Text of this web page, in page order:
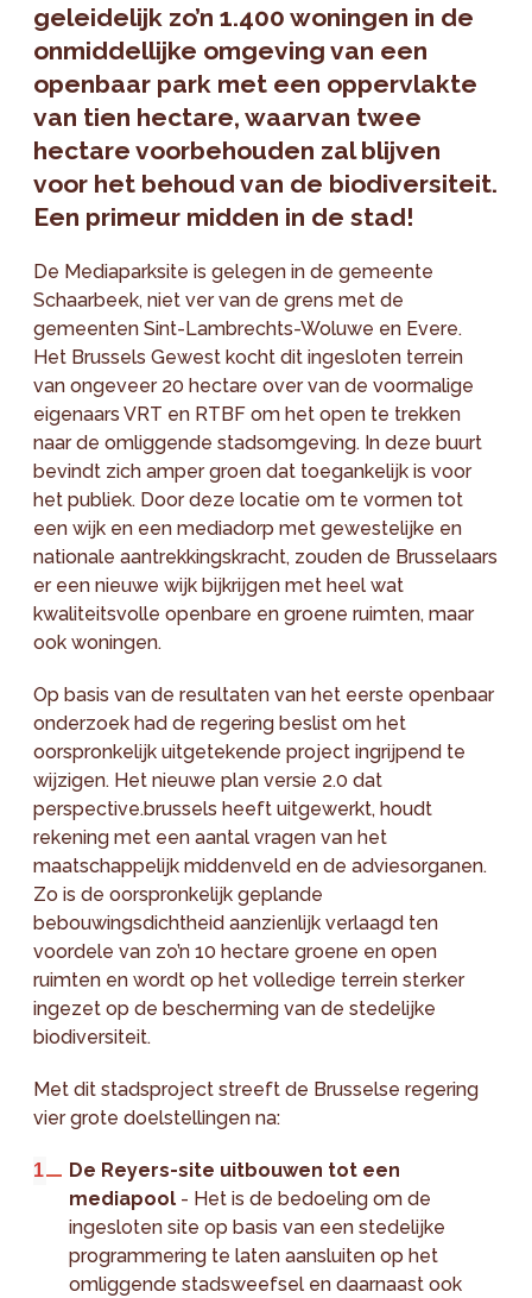
geleidelijk zo’n 1.400 woningen in de
onmiddellijke omgeving van een
openbaar park met een oppervlakte
van tien hectare, waarvan twee
hectare voorbehouden zal blijven
voor het behoud van de biodiversiteit.
Een primeur midden in de stad!
De Mediaparksite is gelegen in de gemeente
Schaarbeek, niet ver van de grens met de
gemeenten Sint-Lambrechts-Woluwe en Evere.
Het Brussels Gewest kocht dit ingesloten terrein
van ongeveer 20 hectare over van de voormalige
eigenaars VRT en RTBF om het open te trekken
naar de omliggende stadsomgeving. In deze buurt
bevindt zich amper groen dat toegankelijk is voor
het publiek. Door deze locatie om te vormen tot
een wijk en een mediadorp met gewestelijke en
nationale aantrekkingskracht, zouden de Brusselaars
er een nieuwe wijk bijkrijgen met heel wat
kwaliteitsvolle openbare en groene ruimten, maar
ook woningen.
Op basis van de resultaten van het eerste openbaar
onderzoek had de regering beslist om het
oorspronkelijk uitgetekende project ingrijpend te
wijzigen. Het nieuwe plan versie 2.0 dat
perspective.brussels heeft uitgewerkt, houdt
rekening met een aantal vragen van het
maatschappelijk middenveld en de adviesorganen.
Zo is de oorspronkelijk geplande
bebouwingsdichtheid aanzienlijk verlaagd ten
voordele van zo’n 10 hectare groene en open
ruimten en wordt op het volledige terrein sterker
ingezet op de bescherming van de stedelijke
biodiversiteit.
Met dit stadsproject streeft de Brusselse regering
vier grote doelstellingen na:
De Reyers-site uitbouwen tot een
mediapool - Het is de bedoeling om de
ingesloten site op basis van een stedelijke
programmering te laten aansluiten op het
omliggende stadsweefsel en daarnaast ook